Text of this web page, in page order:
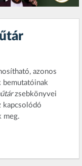
azonos
bemutatóinak
zsebkönyvei
kapcsolódó
meg.